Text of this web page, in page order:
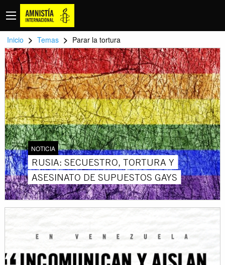
Inicio > Temas > Parar la tortura
NOTICIA
RUSIA: SECUESTRO, TORTURA Y
ASESINATO DE SUPUESTOS GAYS